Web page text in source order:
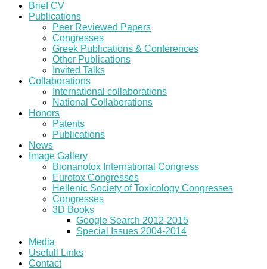
Brief CV
Publications
Peer Reviewed Papers
Congresses
Greek Publications & Conferences
Other Publications
Invited Talks
Collaborations
International collaborations
National Collaborations
Honors
Patents
Publications
News
Image Gallery
Bionanotox International Congress
Eurotox Congresses
Hellenic Society of Toxicology Congresses
Congresses
3D Books
Google Search 2012-2015
Special Issues 2004-2014
Media
Usefull Links
Contact